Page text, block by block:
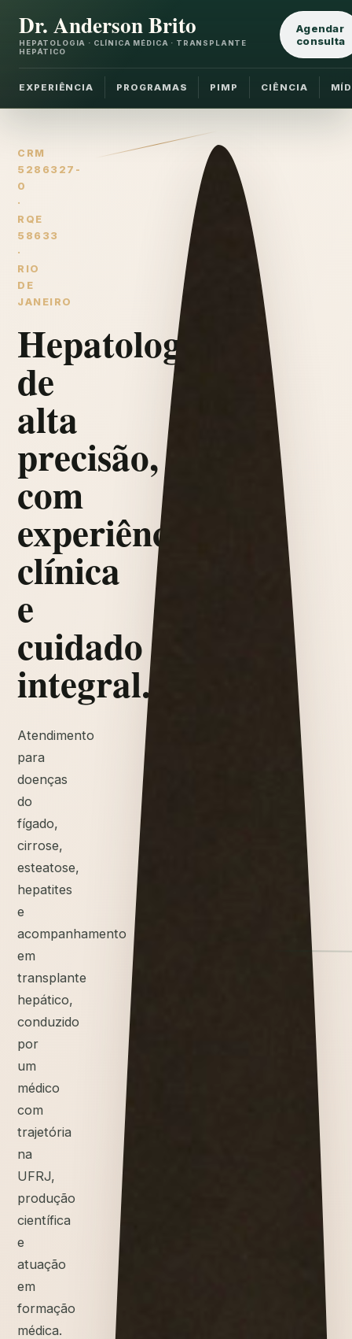
Dr. Anderson Brito
HEPATOLOGIA · CLÍNICA MÉDICA · TRANSPLANTE
HEPÁTICO
EXPERIÊNCIA PROGRAMAS PIMP CIÊNCIA
Agendar
consulta
CRM
5286327-
0
·
RQE
58633
·
RIO
DE
JANEIRO
Hepatologia
de
alta
precisão,
com
experiência
clínica
e
cuidado
integral.
Atendimento
para
doenças
do
fígado,
cirrose,
esteatose,
hepatites
e
acompanhamento
em
transplante
hepático,
conduzido
por
um
médico
com
trajetória
na
UFRJ,
produção
científica
e
atuação
em
formação
médica.